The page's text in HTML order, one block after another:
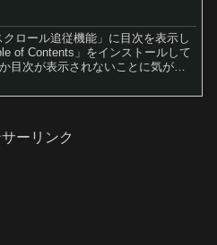
ロール追従機能」に目次を表示し
of Contents」をインストールして
目次が表示されないことに気が付
ーリンク